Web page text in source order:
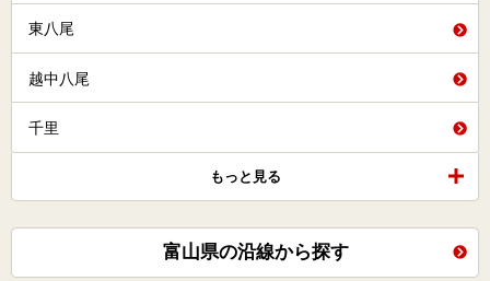
東八尾
越中八尾
千里
もっと見る
富山県の沿線から探す